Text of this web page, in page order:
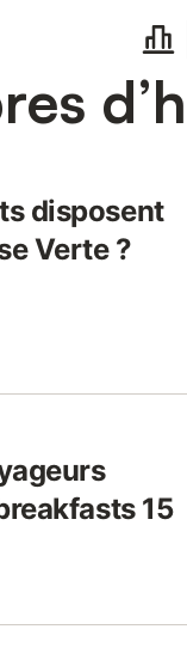
disposent
Verte ?
15